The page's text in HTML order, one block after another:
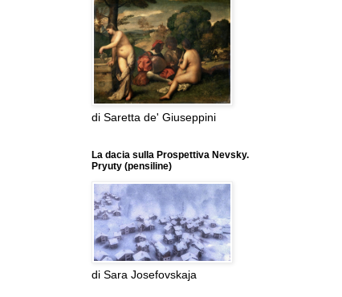
di Saretta de' Giuseppini
La dacia sulla Prospettiva Nevsky.
Pryuty (pensiline)
di Sara Josefovskaja